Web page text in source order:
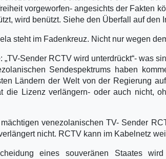
vorgeworfen- angesichts der Fakten
wird benützt. Siehe den Überfall auf den
steht im Fadenkreuz. Nicht nur wegen
„TV-Sender RCTV wird unterdrückt“- was
Sendespektrums haben
Ländern der Welt von der Regierung
die Lizenz verlängern- oder auch nicht,
venezolanischen TV- Sender
nicht. RCTV kann im Kabelnetz
eines souveränen Staates